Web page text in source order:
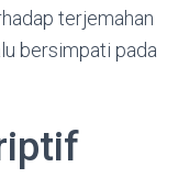
terjemahan
bersimpati pada